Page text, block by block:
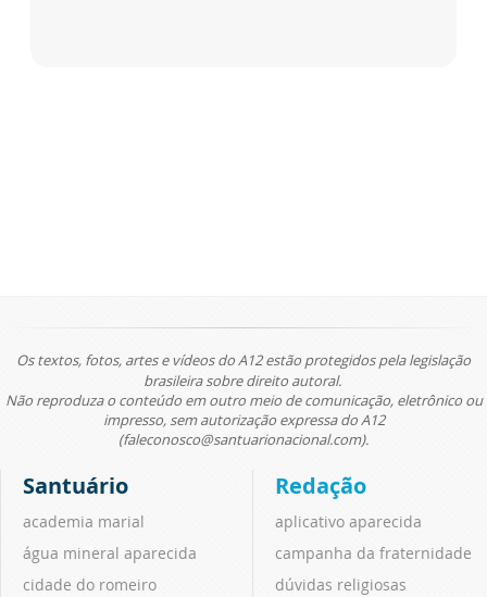
Os textos, fotos, artes e vídeos do A12 estão protegidos pela legislação
brasileira sobre direito autoral.
Não reproduza o conteúdo em outro meio de comunicação, eletrônico ou
impresso, sem autorização expressa do A12
(faleconosco@santuarionacional.com).
Santuário
academia marial
água mineral aparecida
cidade do romeiro
Redação
aplicativo aparecida
campanha da fraternidade
dúvidas religiosas